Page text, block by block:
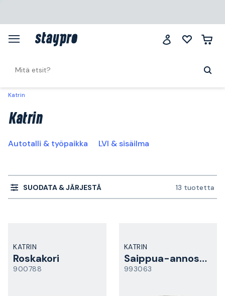
Katrin
Katrin
Autotalli & työpaikka LVI & sisäilma
SUODATA & JÄRJESTÄ 13 tuotetta
KATRIN
Roskakori
900788
KATRIN
Saippua-annostelija
993063